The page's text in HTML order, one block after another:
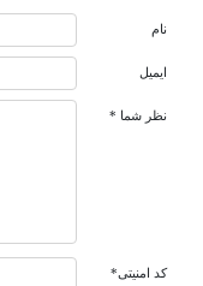
نام
ایمیل
نظر شما *
کد امنیتی*